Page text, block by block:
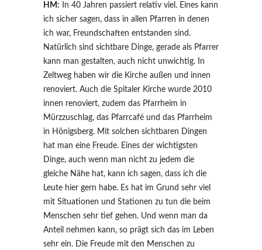
HM: In 40 Jahren passiert relativ viel. Eines kann
ich sicher sagen, dass in allen Pfarren in denen
ich war, Freundschaften entstanden sind.
Natürlich sind sichtbare Dinge, gerade als Pfarrer
kann man gestalten, auch nicht unwichtig. In
Zeltweg haben wir die Kirche außen und innen
renoviert. Auch die Spitaler Kirche wurde 2010
innen renoviert, zudem das Pfarrheim in
Mürzzuschlag, das Pfarrcafé und das Pfarrheim
in Hönigsberg. Mit solchen sichtbaren Dingen
hat man eine Freude. Eines der wichtigsten
Dinge, auch wenn man nicht zu jedem die
gleiche Nähe hat, kann ich sagen, dass ich die
Leute hier gern habe. Es hat im Grund sehr viel
mit Situationen und Stationen zu tun die beim
Menschen sehr tief gehen. Und wenn man da
Anteil nehmen kann, so prägt sich das im Leben
sehr ein. Die Freude mit den Menschen zu